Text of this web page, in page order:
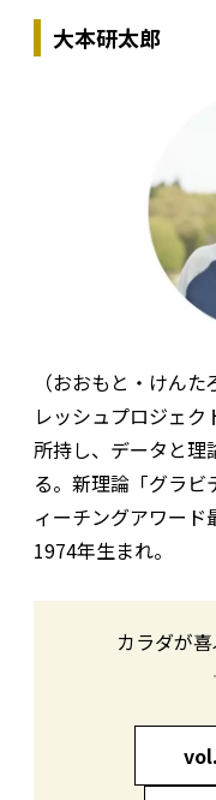
大本研太郎
（おおもと・けんた
レッシュプロジェ
所持し、データと理
る。新理論「グラビ
ィーチングアワード
1974年生まれ。
カラダが